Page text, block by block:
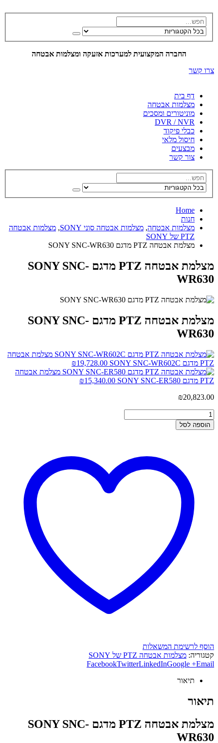
החברה המקצועית למערכות אזעקה ומצלמות אבטחה
צרו קשר
דף בית
מצלמות אבטחה
מוניטורים ומסכים
DVR / NVR
כבלי פיקוד
חיסול מלאי
מבצעים
צור קשר
Home
חנות
מצלמות אבטחה, מצלמות אבטחה סוני SONY , מצלמות אבטחה
PTZ של SONY
מצלמת אבטחה PTZ מדגם SONY SNC-WR630
מצלמת אבטחה PTZ מדגם SONY SNC-
WR630
מצלמת אבטחה PTZ מדגם SONY SNC-
WR630
מצלמת אבטחה
PTZ מדגם SONY SNC-WR602C
₪19,728.00
מצלמת אבטחה
PTZ מדגם SONY SNC-ER580
₪15,340.00
₪20,823.00
הוספה לסל
הוסף לרשימת המשאלות
קטגוריה: מצלמות אבטחה PTZ של SONY
FacebookTwitterLinkedInGoogle +Email
תיאור
תיאור
מצלמת אבטחה PTZ מדגם SONY SNC-
WR630